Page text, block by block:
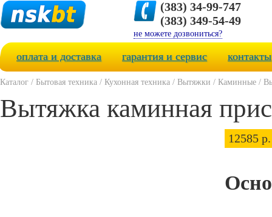
(383) 34-99-747
(383) 349-54-49
не можете дозвониться?
оплата и доставка гарантия и сервис контакты
Каталог / Бытовая техника / Кухонная техника / Вытяжки / Каминные /
Вытяжка каминная
12585 р.